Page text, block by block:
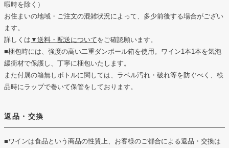
暇時を除く）
お住まいの地域・ご注文の混雑状況によって、多少前後する場合がござい
ます。
詳しくは ▼送料・配送についてをご確認願います。
■梱包時には、強度の高い二重ダンボール箱を使用。ワイン1本1本を気泡
緩衝材で保護し、丁寧に梱包いたします。
また付属の箱無しボトルに関しては、ラベル汚れ・破れ等を防ぐべく、検
品時にラップで巻いて保管をしております。
返品・交換
■ワインは食品という商品の性質上、お客様のご都合による返品・交換は